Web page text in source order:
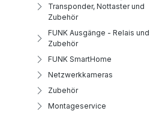
Transponder, Nottaster und
Zubehör
FUNK Ausgänge - Relais und
Zubehör
FUNK SmartHome
Netzwerkkameras
Zubehör
Montageservice